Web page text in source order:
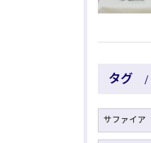
タグ
サファイア